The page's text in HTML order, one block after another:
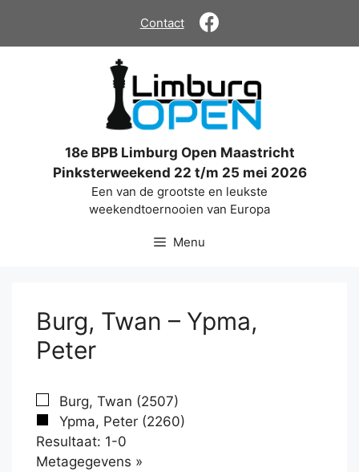
de
Contact
18e BPB Limburg Open Maastricht
Pinksterweekend 22 t/m 25 mei 2026
Een van de grootste en leukste
weekendtoernooien van Europa
Menu
Burg, Twan – Ypma,
Peter
Burg, Twan (2507)
Ypma, Peter (2260)
Resultaat: 1-0
Metagegevens »